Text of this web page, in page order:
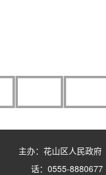
主办：花山区人民政府
话：0555-8880677